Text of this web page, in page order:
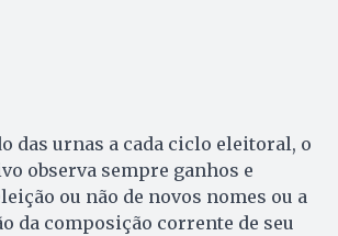
das urnas a cada ciclo eleitoral, o
observa sempre ganhos e
ou não de novos nomes ou a
da composição corrente de seu